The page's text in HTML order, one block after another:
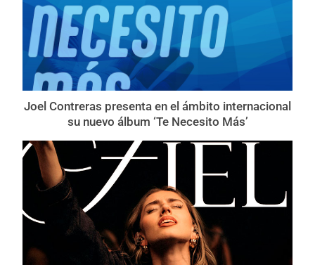
Joel Contreras presenta en el ámbito internacional
su nuevo álbum ‘Te Necesito Más’